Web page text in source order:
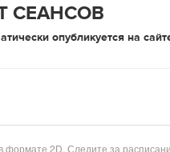
СЕАНСОВ
опубликуется на
2D. Следите за